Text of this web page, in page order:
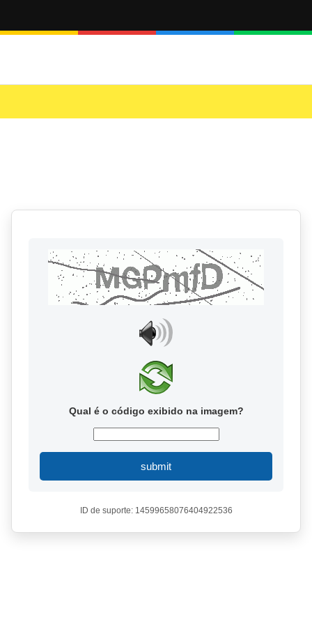
Qual é o código exibido na imagem?
submit
ID de suporte: 14599658076404922536